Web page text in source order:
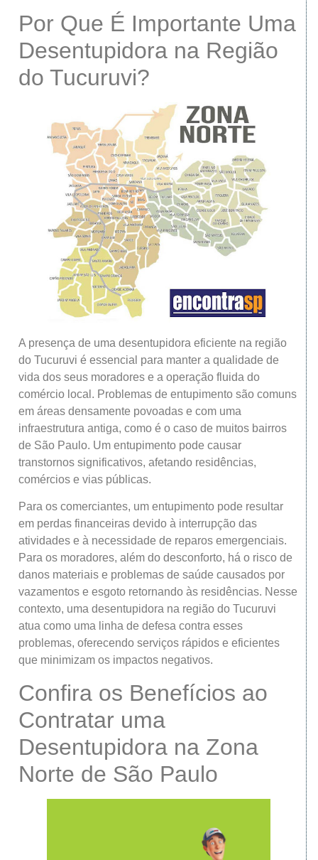
Por Que É Importante Uma
Desentupidora na Região
do Tucuruvi?
A presença de uma desentupidora eficiente na região
do Tucuruvi é essencial para manter a qualidade de
vida dos seus moradores e a operação fluida do
comércio local. Problemas de entupimento são comuns
em áreas densamente povoadas e com uma
infraestrutura antiga, como é o caso de muitos bairros
de São Paulo. Um entupimento pode causar
transtornos significativos, afetando residências,
comércios e vias públicas.
Para os comerciantes, um entupimento pode resultar
em perdas financeiras devido à interrupção das
atividades e à necessidade de reparos emergenciais.
Para os moradores, além do desconforto, há o risco de
danos materiais e problemas de saúde causados por
vazamentos e esgoto retornando às residências. Nesse
contexto, uma desentupidora na região do Tucuruvi
atua como uma linha de defesa contra esses
problemas, oferecendo serviços rápidos e eficientes
que minimizam os impactos negativos.
Confira os Benefícios ao
Contratar uma
Desentupidora na Zona
Norte de São Paulo